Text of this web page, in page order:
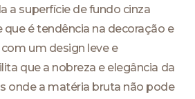
a superfície de fundo cinza
é tendência na decoração e
um design leve e
que a nobreza e elegância da
onde a matéria bruta não pode